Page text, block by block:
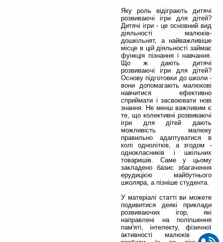
Яку роль відіграють дитячі
розвиваючі ігри для дітей?
Дитячі ігри - це основний вид
діяльності малюків-
дошкільнят, а найважливіше
місце в цій діяльності займає
функція пізнання і навчання.
Що ж дають дитячі
розвиваючі ігри для дітей?
Основу підготовки до школи -
вони допомагають малюкові
навчитися ефективно
сприймати і засвоювати нові
знання. Не менш важливим є
те, що колективні розвиваючі
ігри для дітей дають
можливість малюку
правильно адаптуватися в
колі однолітків, а згодом -
однокласників і шкільних
товаришів. Саме у цьому
закладено базис збагачення
ерудицією майбутнього
школяра, а пізніше студента.
У матеріалі статті ви можете
подивитися деякі приклади
розвиваючих ігор, які
направлені на поліпшення
пам'яті, інтелекту, фізичної
активності малюків (ми